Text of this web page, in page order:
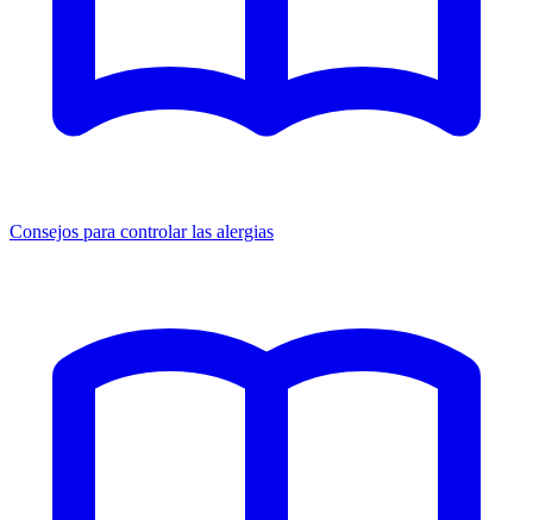
Consejos para controlar las alergias